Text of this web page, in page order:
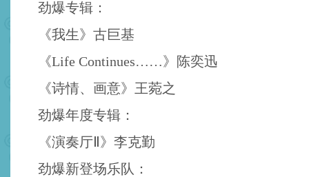
劲爆专辑：
《我生》古巨基
《Life Continues……》陈奕迅
《诗情、画意》王菀之
劲爆年度专辑：
《演奏厅Ⅱ》李克勤
劲爆新登场乐队：